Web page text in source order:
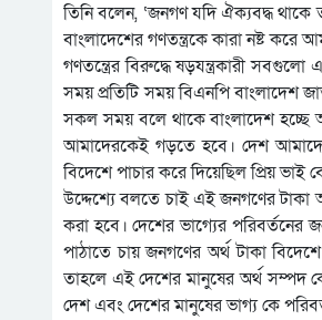
তিনি বলেন, ‘জনগণ যদি ঐক্যবদ্ধ থাকে
বাংলাদেশের গণতন্ত্রকে কারা নষ্ট করে
গণতন্ত্রের বিরুদ্ধে ষড়যন্ত্রকারী
সময় প্রতিটি সময় বিএনপি বাংলাদেশ
সকল সময় বলে থাকে বাংলাদেশ হচ্ছে
আমাদেরকেই গড়তে হবে। দেশ
বিদেশে পাচার করে দিয়েছিল প্রিয়
উদ্দেশ্যে বলতে চাই এই জনগণের
করা হবে। দেশের ভাগ্যের
পাঠাতে চায় জনগণের অর্থ টাকা
তাহলে এই দেশের মানুষের অর্থ সম্পদ
দেশ এবং দেশের মানুষের ভাগ্য কে